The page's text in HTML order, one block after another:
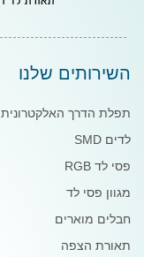
השירותים שלנו
תפלת הדרך האלקטרונית
לדים SMD
פסי לד RGB
מגוון פסי לד
חבלים מוארים
תאורת הצפה